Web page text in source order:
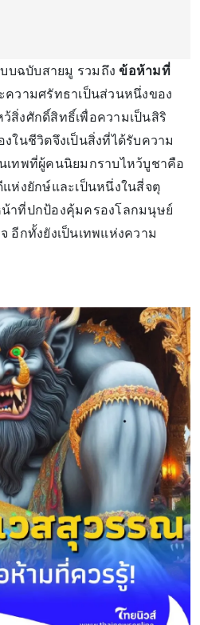
บบฉบับสายมู รวมถึงข้อห้ามที่
ความศรัทธาเป็นส่วนหนึ่งของ
สิ่งศักดิ์สิทธิ์เพื่อความเป็นสิริ
ในชีวิตจึงเป็นสิ่งที่ได้รับความ
เทพที่ผู้คนนิยมกราบไหว้บูชาคือ
ห่งยักษ์และเป็นหนึ่งในสี่จตุ
าที่ปกป้องคุ้มครองโลกมนุษย์
อีกทั้งยังเป็นเทพแห่งความ